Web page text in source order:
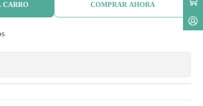
CARRO COMPRAR AHORA